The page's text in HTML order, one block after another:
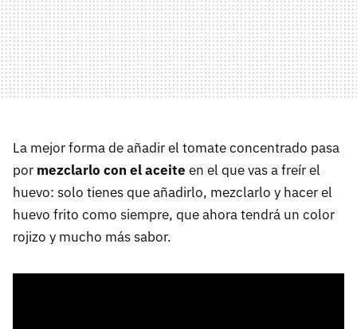
La mejor forma de añadir el tomate concentrado pasa
por mezclarlo con el aceite en el que vas a freír el
huevo: solo tienes que añadirlo, mezclarlo y hacer el
huevo frito como siempre, que ahora tendrá un color
rojizo y mucho más sabor.